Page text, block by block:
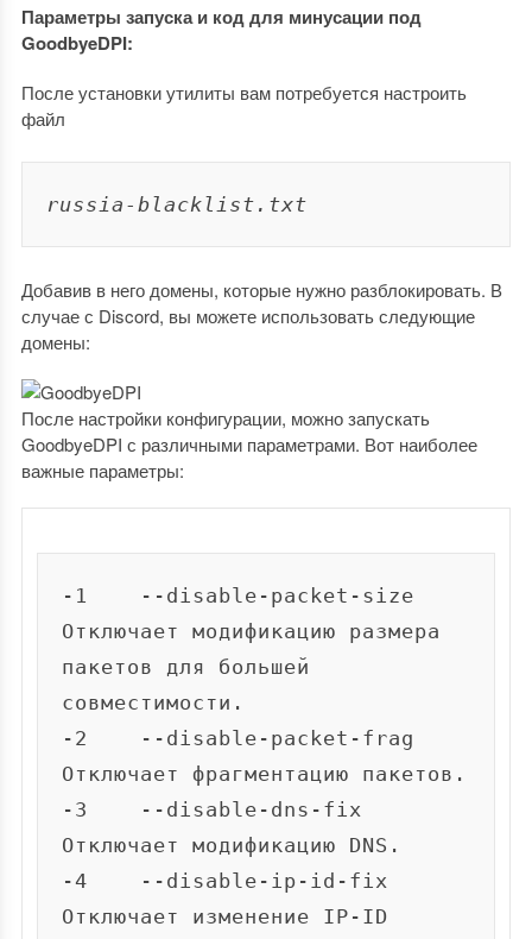
Параметры запуска и код для минусации под
GoodbyeDPI:
После установки утилиты вам потребуется настроить
файл
russia-blacklist.txt
Добавив в него домены, которые нужно разблокировать. В
случае с Discord, вы можете использовать следующие
домены:
После настройки конфигурации, можно запускать
GoodbyeDPI с различными параметрами. Вот наиболее
важные параметры:
-1    --disable-packet-size
Отключает модификацию размера
пакетов для большей
совместимости.
-2    --disable-packet-frag
Отключает фрагментацию пакетов.
-3    --disable-dns-fix
Отключает модификацию DNS.
-4    --disable-ip-id-fix
Отключает изменение IP-ID